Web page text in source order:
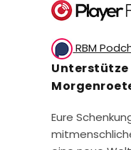
RBM
Unterstütze
Eure